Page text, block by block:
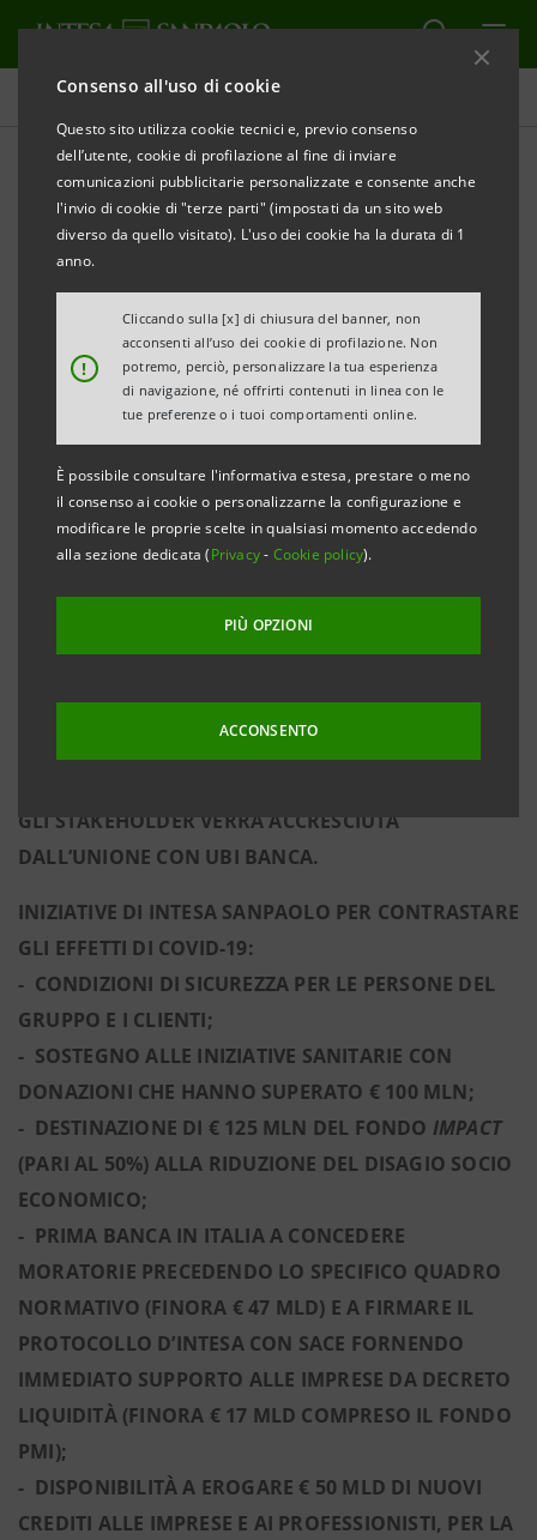
Consenso all'uso di cookie
Questo sito utilizza cookie tecnici e, previo consenso
dell’utente, cookie di profilazione al fine di inviare
comunicazioni pubblicitarie personalizzate e consente anche
l'invio di cookie di "terze parti" (impostati da un sito web
diverso da quello visitato). L'uso dei cookie ha la durata di 1
anno.
!
Cliccando sulla [x] di chiusura del banner, non
acconsenti all’uso dei cookie di profilazione. Non
potremo, perciò, personalizzare la tua esperienza
di navigazione, né offrirti contenuti in linea con le
tue preferenze o i tuoi comportamenti online.
È possibile consultare l'informativa estesa, prestare o meno
il consenso ai cookie o personalizzarne la configurazione e
modificare le proprie scelte in qualsiasi momento accedendo
alla sezione dedicata (Privacy- Cookie policy).
PIÙ OPZIONI
ACCONSENTO
Comunicati stampa
STAMPA AGGIORNA
INTESA SANPAOLO: RISULTATI CONSOLIDATI AL 30
GIUGNO 2020
CONFERMANO LA CAPACITÀ DI INTESA SANPAOLO
DI AFFRONTARE EFFICACEMENTE LA COMPLESSITÀ
DEL CONTESTO CONSEGUENTE ALL’EPIDEMIA DA
COVID-19, RIFLETTENDO LA REDDITIVITÀ
SOSTENIBILE - DERIVANTE DALLA SOLIDITÀ DELLA
BASE PATRIMONIALE E DELLA POSIZIONE DI
LIQUIDITÀ, DAL MODELLO DI BUSINESS RESILIENTE
E BEN DIVERSIFICATO E DALLA FLESSIBILITÀ
STRATEGICA NELLA GESTIONE DEI COSTI OPERATIVI
GLI STAKEHOLDER VERRÀ ACCRESCIUTA
DALL’UNIONE CON UBI BANCA.
INIZIATIVE DI INTESA SANPAOLO PER CONTRASTARE
GLI EFFETTI DI COVID-19:
- CONDIZIONI DI SICUREZZA PER LE PERSONE DEL
GRUPPO E I CLIENTI;
- SOSTEGNO ALLE INIZIATIVE SANITARIE CON
DONAZIONI CHE HANNO SUPERATO € 100 MLN;
- DESTINAZIONE DI € 125 MLN DEL FONDO IMPACT
(PARI AL 50%) ALLA RIDUZIONE DEL DISAGIO SOCIO
ECONOMICO;
- PRIMA BANCA IN ITALIA A CONCEDERE
MORATORIE PRECEDENDO LO SPECIFICO QUADRO
NORMATIVO (FINORA € 47 MLD) E A FIRMARE IL
PROTOCOLLO D’INTESA CON SACE FORNENDO
IMMEDIATO SUPPORTO ALLE IMPRESE DA DECRETO
LIQUIDITÀ (FINORA € 17 MLD COMPRESO IL FONDO
PMI);
- DISPONIBILITÀ A EROGARE € 50 MLD DI NUOVI
CREDITI ALLE IMPRESE E AI PROFESSIONISTI, PER LA